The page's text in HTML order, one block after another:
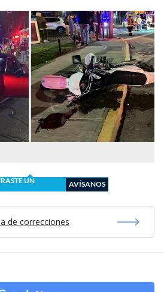
UN
AVÍSANOS
de correcciones